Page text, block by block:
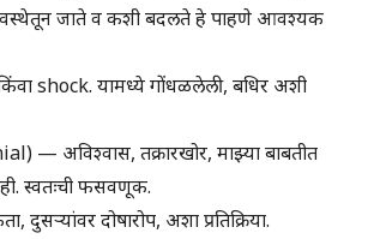
जाते व कशी बदलते हे पाहणे आवश्यक
shock. यामध्ये गोंधळलेली, बधिर अशी
— अविश्वास, तक्रारखोर, माझ्या बाबतीत
स्वतःची फसवणूक.
दुसऱ्यांवर दोषारोप, अशा प्रतिक्रिया.